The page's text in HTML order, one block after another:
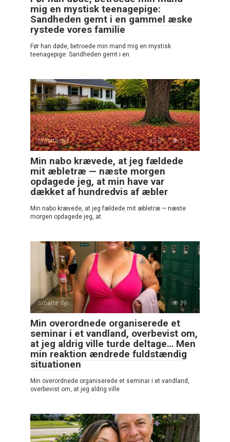
mig en mystisk teenagepige:
Sandheden gemt i en gammel æske
rystede vores familie
Før han døde, betroede min mand mig en mystisk
teenagepige: Sandheden gemt i en
Smarte dyr 0 11
Min nabo krævede, at jeg fældede
mit æbletræ — næste morgen
opdagede jeg, at min have var
dækket af hundredvis af æbler
Min nabo krævede, at jeg fældede mit æbletræ — næste
morgen opdagede jeg, at
Smarte dyr 0 39
Min overordnede organiserede et
seminar i et vandland, overbevist om,
at jeg aldrig ville turde deltage… Men
min reaktion ændrede fuldstændig
situationen
Min overordnede organiserede et seminar i et vandland,
overbevist om, at jeg aldrig ville